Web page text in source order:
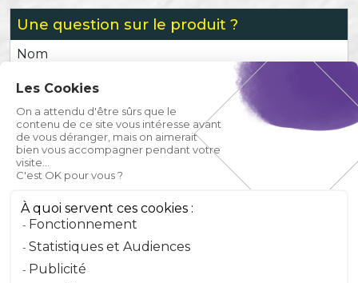
Une question sur le produit ?
Nom
Prénom
Email
Téléphone
Message
Les Cookies
On a attendu d'être sûrs que le
contenu de ce site vous intéresse avant
de vous déranger, mais on aimerait
bien vous accompagner pendant votre
visite...
C'est OK pour vous ?
À quoi servent ces cookies :
Fonctionnement
Statistiques et Audiences
Publicité